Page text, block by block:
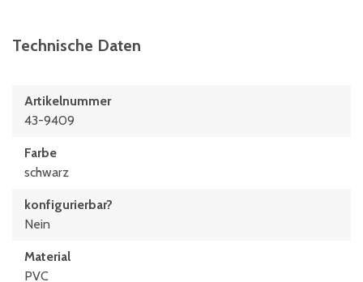
Technische Daten
Artikelnummer
43-9409
Farbe
schwarz
konfigurierbar?
Nein
Material
PVC